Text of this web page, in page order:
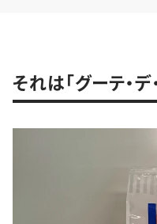
それは「グーテ・